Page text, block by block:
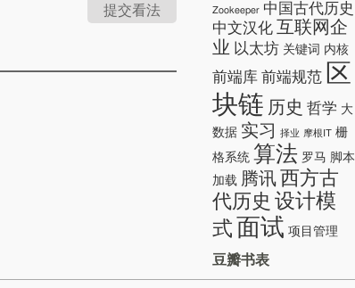
提交看法 Zookeeper 中国古代历史
中文汉化 互联网企
业 以太坊 关键词 内核
前端库 前端规范 区
块链 历史 哲学 大
数据 实习 择业 摩根IT 栅
格系统 算法 罗马 脚本
加载 腾讯 西方古
代历史 设计模
式 面试 项目管理
豆瓣书表